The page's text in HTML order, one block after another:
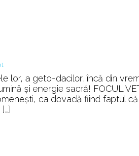
on
HESTIA,
Poseidon
ZEUS
lor, a geto-dacilor, încă din
şi energie sacră! FOCUL
ca dovadă fiind faptul